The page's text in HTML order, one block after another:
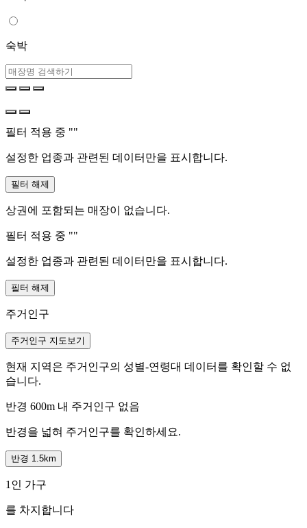
숙박
필터 적용 중 ""
설정한 업종과 관련된 데이터만을 표시합니다.
필터 해제
상권에 포함되는 매장이 없습니다.
필터 적용 중 ""
설정한 업종과 관련된 데이터만을 표시합니다.
필터 해제
주거인구
주거인구 지도보기
현재 지역은 주거인구의 성별-연령대 데이터를 확인할 수 없
습니다.
반경 600m 내 주거인구 없음
반경을 넓혀 주거인구를 확인하세요.
반경 1.5km
1인 가구
를 차지합니다